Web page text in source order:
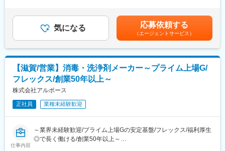
入社後は原料の計量や機械操作、品質確認など基礎業務からスタ
ートし、先輩社員のサポートを受けながら徐々に担当領域を広げ
ていただきます。将来的には品質管理・生産技術を経験していた
■特徴・魅力：
◎東証プライム上場の日本精化株式会社のグループ会社として同
社は「きれいをクリエイト」をスローガンに、洗浄・殺菌・消毒
など衛生に関する業務用製品と衛生管理システムを販売・提供し
ています。
中でも「アルボース石鹸液」のシェアは業界トップクラスを誇っ
ており、認知度・信頼度の高い製品ラインナップを持つ企業で
す。
営業先は大きく分けると3つあり、
スーパーマーケットのバックヤード、外食産業、受託給食などを
対象とした「食品関連分野」、
学校、官公庁、工場などを対象とする「一般事業所分野」、
病院、医院、医療機器メーカーを対象とする「医療関連分野」で
す。
営業の際には社用の車・社用携帯電話を使用して頂きます。
担当先は、基本的にエリア毎にわかれていますが、顧客に応じて
エリアに関係なく担当いただくこともあります。
し、活躍している方が多くいます。
他拠点や関係各部署との連携も少なくない事や、営業としても協
賞与：年2回■昇給：年1回（4月）賃金はあくまでも目安の金額で
あり、選考を通じて上下する可能性があります。月給(月額)は固定
手当を含めた表記です。
気になる 応募依頼する
（エージェントサービス）
【滋賀/営業】消毒・洗浄剤メーカー～プライム上場G/
フレックス/創業50年以上～
株式会社アルボース
正社員 業種未経験歓迎
仕事内容
～業界未経験歓迎/プライム上場Gの安定基盤/フレックス/福利厚生
◎で長く働ける/創業50年以上～